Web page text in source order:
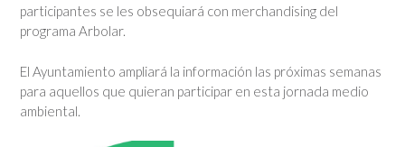
participantes se les obsequiará con merchandising del
programa Arbolar.
El Ayuntamiento ampliará la información las próximas semanas
para aquellos que quieran participar en esta jornada medio
ambiental.